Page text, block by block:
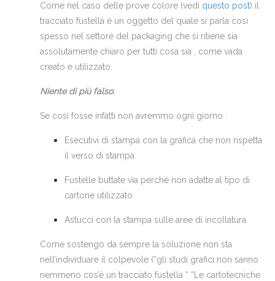
Come nel caso delle prove colore (vedi questo post) il
tracciato fustella è un oggetto del quale si parla così
spesso nel settore del packaging che si ritiene sia
assolutamente chiaro per tutti cosa sia , come vada
creato e utilizzato.
Niente di più falso.
Se così fosse infatti non avremmo ogni giorno :
Esecutivi di stampa con la grafica che non rispetta
il verso di stampa
Fustelle buttate via perché non adatte al tipo di
cartone utilizzato
Astucci con la stampa sulle aree di incollatura
Come sostengo da sempre la soluzione non sta
nell’individuare il colpevole (“gli studi grafici non sanno
nemmeno cos’è un tracciato fustella “ “Le cartotecniche